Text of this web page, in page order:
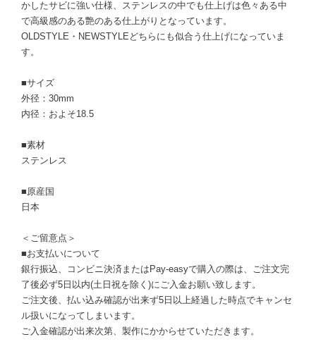
かしたサビに強い仕様、ステンレスの中でも仕上げは色々ある中
で高級感のある艶のある仕上がりとなっています。
OLDSTYLE・NEWSTYLEどちらにも似合う仕上げになっていま
す。
■サイズ
外径：30mm
内径：およそ18.5
■素材
ステンレス
■原産国
日本
＜ご留意点＞
■お支払いについて
銀行振込、コンビニ決済またはPay-easyで購入の際は、ご注文完
了後必ず5日以内(土日祝を除く)にご入金お願い致します。
ご注文後、払い込み確認が出来ず5日以上経過した時点でキャンセ
ル扱いになってしまいます。
ご入金確認が出来次第、製作にかからせていただきます。